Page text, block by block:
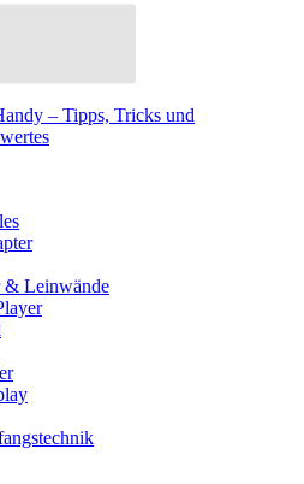
– Tipps, Tricks und
& Leinwände